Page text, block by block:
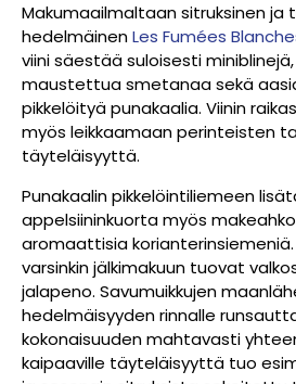
Makumaailmaltaan sitruksinen ja
hedelmäinenLes Fumées
viini säestää suloisesti
maustettua smetanaa sekä
pikkelöityä punakaalia. Viinin
myös leikkaamaan perinteisten
täyteläisyyttä.
Punakaalin pikkelöintiliemeen
appelsiininkuorta myös
aromaattisia
varsinkin jälkimakuun tuovat
jalapeno. Savumuikkujen
hedelmäisyyden rinnalle
kokonaisuuden mahtavasti
kaipaaville täyteläisyyttä tuo